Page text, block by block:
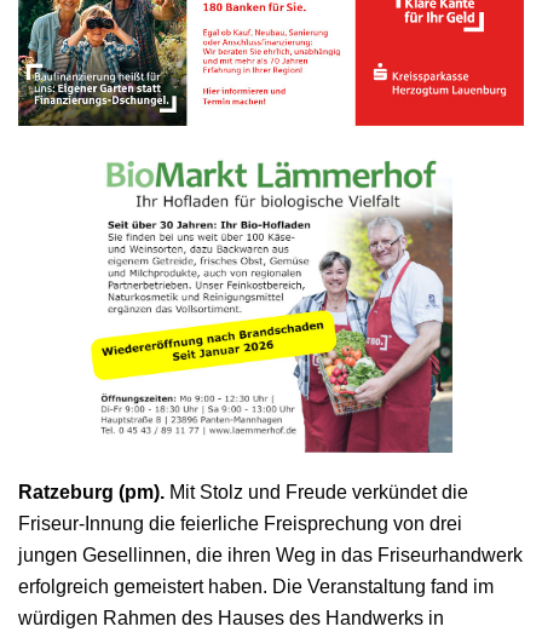
Ratzeburg (pm). Mit Stolz und Freude verkündet die
Friseur-Innung die feierliche Freisprechung von drei
jungen Gesellinnen, die ihren Weg in das Friseurhandwerk
erfolgreich gemeistert haben. Die Veranstaltung fand im
würdigen Rahmen des Hauses des Handwerks in